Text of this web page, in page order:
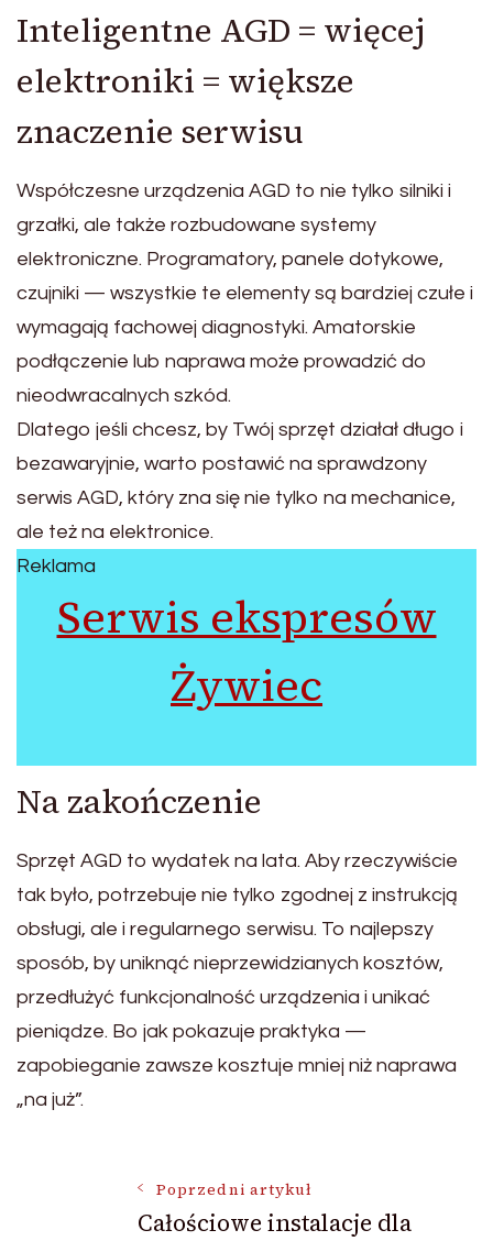
Inteligentne AGD = więcej
elektroniki = większe
znaczenie serwisu
Współczesne urządzenia AGD to nie tylko silniki i
grzałki, ale także rozbudowane systemy
elektroniczne. Programatory, panele dotykowe,
czujniki — wszystkie te elementy są bardziej czułe i
wymagają fachowej diagnostyki. Amatorskie
podłączenie lub naprawa może prowadzić do
nieodwracalnych szkód.
Dlatego jeśli chcesz, by Twój sprzęt działał długo i
bezawaryjnie, warto postawić na sprawdzony
serwis AGD, który zna się nie tylko na mechanice,
ale też na elektronice.
Reklama
Serwis ekspresów
Żywiec
Na zakończenie
Sprzęt AGD to wydatek na lata. Aby rzeczywiście
tak było, potrzebuje nie tylko zgodnej z instrukcją
obsługi, ale i regularnego serwisu. To najlepszy
sposób, by uniknąć nieprzewidzianych kosztów,
przedłużyć funkcjonalność urządzenia i unikać
pieniądze. Bo jak pokazuje praktyka —
zapobieganie zawsze kosztuje mniej niż naprawa
„na już”.
NawigacjaPoprzedni artykuł
Całościowe instalacje dla